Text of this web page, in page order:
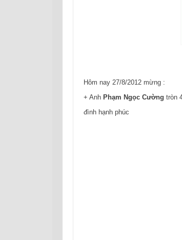
Hôm nay 27/8/2012 mừng :
+ Anh Phạm Ngọc Cường tròn
đình hạnh phúc